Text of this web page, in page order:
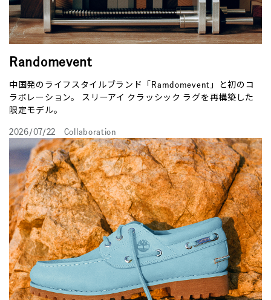
Randomevent
中国発のライフスタイルブランド「Ramdomevent」と初のコ
ラボレーション。 スリーアイ クラッシック ラグを再構築した
限定モデル。
2026/07/22
Collaboration